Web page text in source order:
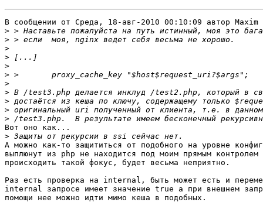
В сообщении от Среда, 18-авг-2010 00:10:09 автор Maxim
>
>
>
>
>
>
>
>
>
>
>
Вот оно как...
>
А можно как-то защититься от подобного на уровне
выплюнут из php не находится под моим прямым
происходить такой фокус, будет весьма неприятно.
Раз есть проверка на internal, быть может есть и
internal запросе имеет значение true а при внешнем